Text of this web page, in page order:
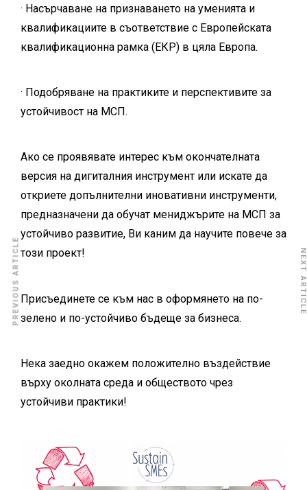
· Насърчаване на признаването на уменията и
квалификациите в съответствие с Европейската
квалификационна рамка (ЕКР) в цяла Европа.
· Подобряване на практиките и перспективите за
устойчивост на МСП.
Ако се проявявате интерес към окончателната
версия на дигиталния инструмент или искате да
откриете допълнителни иновативни инструменти,
предназначени да обучат мениджърите на МСП за
устойчиво развитие, Ви каним да научите повече за
този проект!
Присъединете се към нас в оформянето на по-
зелено и по-устойчиво бъдеще за бизнеса.
Нека заедно окажем положително въздействие
върху околната среда и обществото чрез
устойчиви практики!
PREVIOUS ARTICLE NEXT ARTICLE